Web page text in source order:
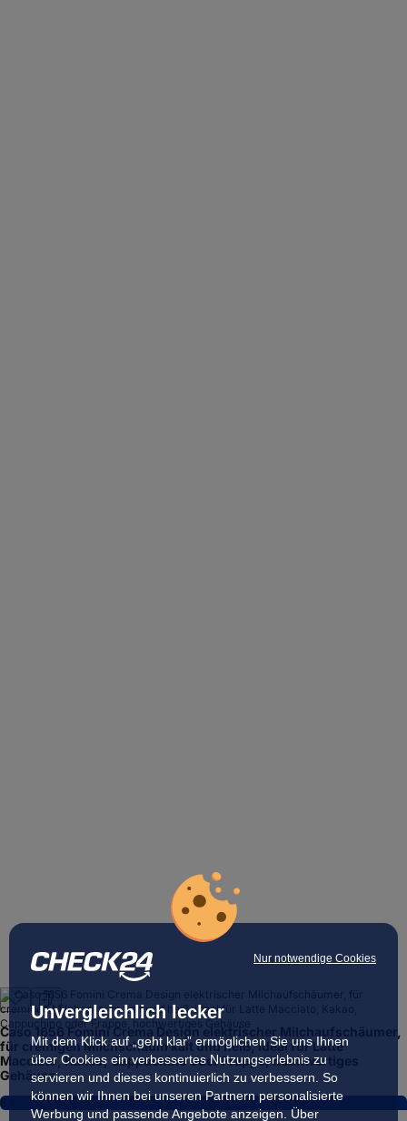
Nur notwendige Cookies
Unvergleichlich lecker
Mit dem Klick auf „geht klar” ermöglichen Sie uns Ihnen
über Cookies ein verbessertes Nutzungserlebnis zu
servieren und dieses kontinuierlich zu verbessern. So
können wir Ihnen bei unseren Partnern personalisierte
Werbung und passende Angebote anzeigen. Über
Caso 1656 Fomini Crema Design elektrischer Milchaufschäumer,
für cremigen Milchschaum kalt und heiß, ideal für Latte
Macciato, Kakao, Cappuchino oder Frappe, hochwertiges
Gehäuse
8,6